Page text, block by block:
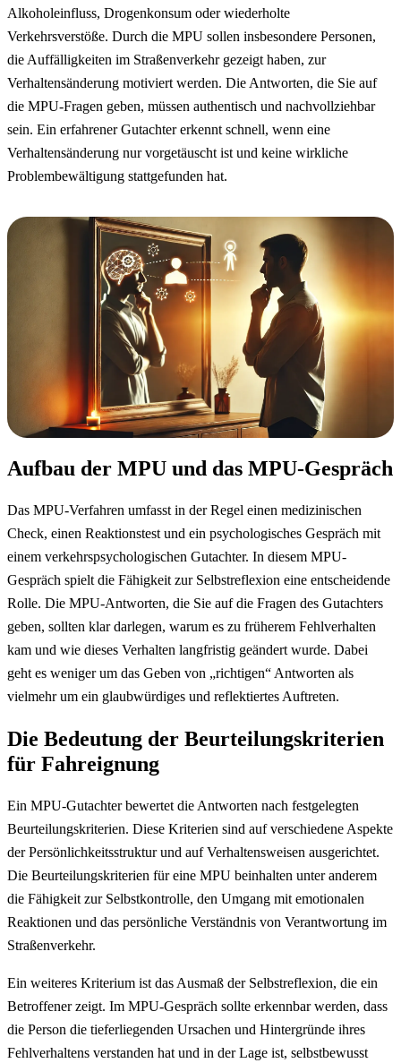
Alkoholeinfluss, Drogenkonsum oder wiederholte
Verkehrsverstöße. Durch die MPU sollen insbesondere Personen,
die Auffälligkeiten im Straßenverkehr gezeigt haben, zur
Verhaltensänderung motiviert werden. Die Antworten, die Sie auf
die MPU-Fragen geben, müssen authentisch und nachvollziehbar
sein. Ein erfahrener Gutachter erkennt schnell, wenn eine
Verhaltensänderung nur vorgetäuscht ist und keine wirkliche
Problembewältigung stattgefunden hat.
Aufbau der MPU und das MPU-Gespräch
Das MPU-Verfahren umfasst in der Regel einen medizinischen
Check, einen Reaktionstest und ein psychologisches Gespräch mit
einem verkehrspsychologischen Gutachter. In diesem MPU-
Gespräch spielt die Fähigkeit zur Selbstreflexion eine entscheidende
Rolle. Die MPU-Antworten, die Sie auf die Fragen des Gutachters
geben, sollten klar darlegen, warum es zu früherem Fehlverhalten
kam und wie dieses Verhalten langfristig geändert wurde. Dabei
geht es weniger um das Geben von „richtigen“ Antworten als
vielmehr um ein glaubwürdiges und reflektiertes Auftreten.
Die Bedeutung der Beurteilungskriterien
für Fahreignung
Ein MPU-Gutachter bewertet die Antworten nach festgelegten
Beurteilungskriterien. Diese Kriterien sind auf verschiedene Aspekte
der Persönlichkeitsstruktur und auf Verhaltensweisen ausgerichtet.
Die Beurteilungskriterien für eine MPU beinhalten unter anderem
die Fähigkeit zur Selbstkontrolle, den Umgang mit emotionalen
Reaktionen und das persönliche Verständnis von Verantwortung im
Straßenverkehr.
Ein weiteres Kriterium ist das Ausmaß der Selbstreflexion, die ein
Betroffener zeigt. Im MPU-Gespräch sollte erkennbar werden, dass
die Person die tieferliegenden Ursachen und Hintergründe ihres
Fehlverhaltens verstanden hat und in der Lage ist, selbstbewusst